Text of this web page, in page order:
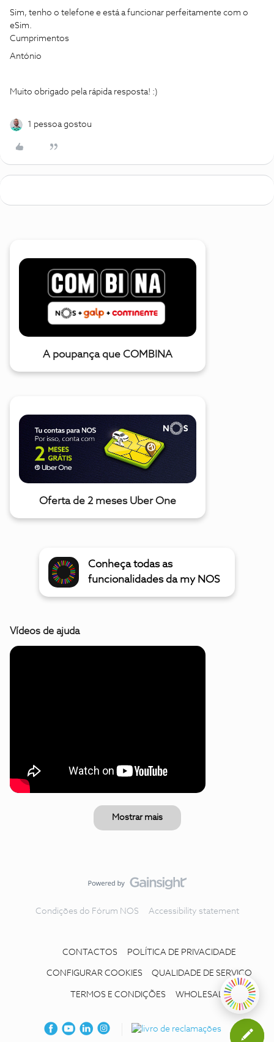
Sim, tenho o telefone e está a funcionar perfeitamente com o
eSim.
Cumprimentos
António
Muito obrigado pela rápida resposta! :)
1 pessoa gostou
A poupança que COMBINA
Oferta de 2 meses Uber One
Conheça todas as
funcionalidades da my NOS
Vídeos de ajuda
Mostrar mais
Condições do Fórum NOS Accessibility statement
CONTACTOS POLÍTICA DE PRIVACIDADE
CONFIGURAR COOKIES QUALIDADE DE SERVIÇO
TERMOS E CONDIÇÕES WHOLESALE